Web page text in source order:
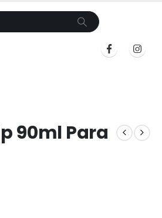
90ml Para